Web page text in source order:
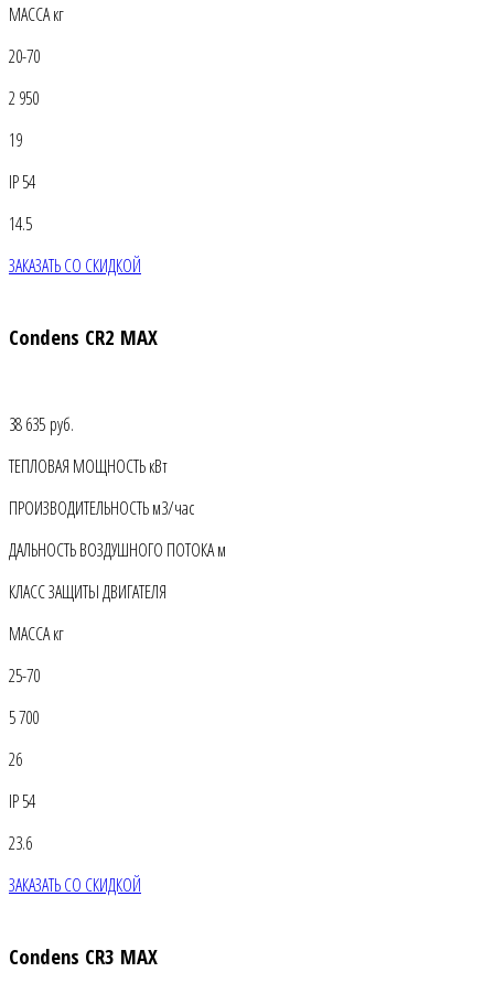
МАССА кг
20-70
2 950
19
IP 54
14.5
ЗАКАЗАТЬ СО СКИДКОЙ
Condens CR2 MAX
38 635 руб.
ТЕПЛОВАЯ МОЩНОСТЬ кВт
ПРОИЗВОДИТЕЛЬНОСТЬ м3/час
ДАЛЬНОСТЬ ВОЗДУШНОГО ПОТОКА м
КЛАСС ЗАЩИТЫ ДВИГАТЕЛЯ
МАССА кг
25-70
5 700
26
IP 54
23.6
ЗАКАЗАТЬ СО СКИДКОЙ
Condens CR3 MAX